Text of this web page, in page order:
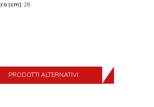
(cm): 28
PRODOTTI ALTERNATIVI